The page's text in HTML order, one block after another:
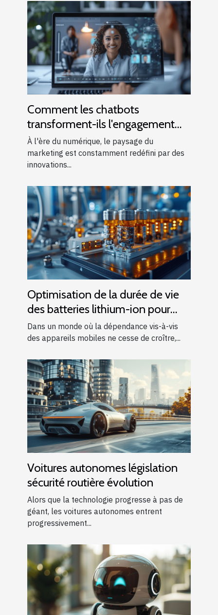
Comment les chatbots
transforment-ils l'engagement
client dans le marketing digital ?
À l'ère du numérique, le paysage du
marketing est constamment redéfini par des
innovations...
Optimisation de la durée de vie
des batteries lithium-ion pour
appareils mobiles
Dans un monde où la dépendance vis-à-vis
des appareils mobiles ne cesse de croître,...
Voitures autonomes législation
sécurité routière évolution
Alors que la technologie progresse à pas de
géant, les voitures autonomes entrent
progressivement...